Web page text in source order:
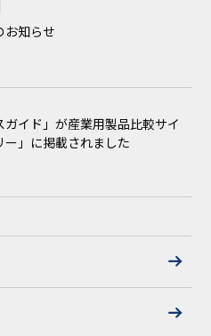
お知らせ
ガイド」が産業用製品比較サイ
ー」に掲載されました